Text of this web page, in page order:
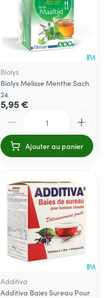
Biolys
Biolys Melisse Menthe Sach
24
5,95 €
Ajouter au panier
Additiva
Additiva Baies Sureau Pour